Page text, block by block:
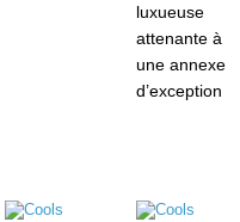
luxueuse
attenante à
une annexe
d’exception